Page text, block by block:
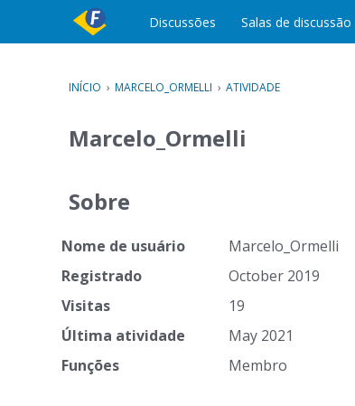
n
e
o
Discussões Salas de discussão
INÍCIO › MARCELO_ORMELLI › ATIVIDADE
Marcelo_Ormelli
Sobre
Nome de usuário
Marcelo_Ormelli
Registrado
October 2019
Visitas
19
Última atividade
May 2021
Funções
Membro